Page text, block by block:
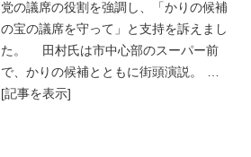
党の議席の役割を強調し、「かりの候補
の宝の議席を守って」と支持を訴えまし
た。 田村氏は市中心部のスーパー前
で、かりの候補とともに街頭演説。
…
[記事を表示]